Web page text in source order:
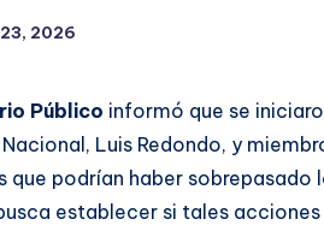
2026
Público informó que se
Luis Redondo, y
que podrían haber
establecer si tales